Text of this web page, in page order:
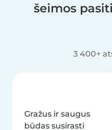
šeimos
3 400+
Gražus ir saugus
būdas susirasti